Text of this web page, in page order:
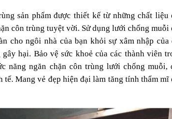
sản phẩm được thiết kế từ những chất liệu
côn trùng tuyệt vời. Sử dụng lưới chống muỗi
cho ngôi nhà của bạn khỏi sự xâm nhập của
hại. Bảo vệ sức khoẻ của các thành viên
năng ngăn chặn côn trùng lưới chống muỗi,
Mang vẻ đẹp hiện đại làm tăng tính thẩm mĩ